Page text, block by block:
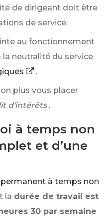
de dirigeant doit être
de service.
au fonctionnement
la neutralité du service
.
plus vous placer
d'intérêts .
à temps non
et d’une
à temps non
la durée de travail est
30 par semaine